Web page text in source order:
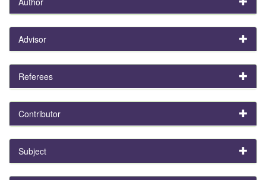
Advisor
Referees
Contributor
Subject